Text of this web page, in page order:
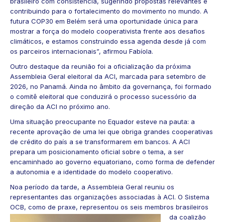
contribuindo para o fortalecimento do movimento no mundo. A
futura COP30 em Belém será uma oportunidade única para
mostrar a força do modelo cooperativista frente aos desafios
climáticos, e estamos construindo essa agenda desde já com
os parceiros internacionais”, afirmou Fabíola.
Outro destaque da reunião foi a oficialização da próxima
Assembleia Geral eleitoral da ACI, marcada para setembro de
2026, no Panamá. Ainda no âmbito da governança, foi formado
o comitê eleitoral que conduzirá o processo sucessório da
direção da ACI no próximo ano.
Uma situação preocupante no Equador esteve na pauta: a
recente aprovação de uma lei que obriga grandes cooperativas
de crédito do país a se transformarem em bancos. A ACI
prepara um posicionamento oficial sobre o tema, a ser
encaminhado ao governo equatoriano, como forma de defender
a autonomia e a identidade do modelo cooperativo.
Noa período da tarde, a Assembleia Geral reuniu os
representantes das organizações associadas à ACI. O Sistema
OCB, como de praxe, representou os seis membros brasileiros
da coalizão